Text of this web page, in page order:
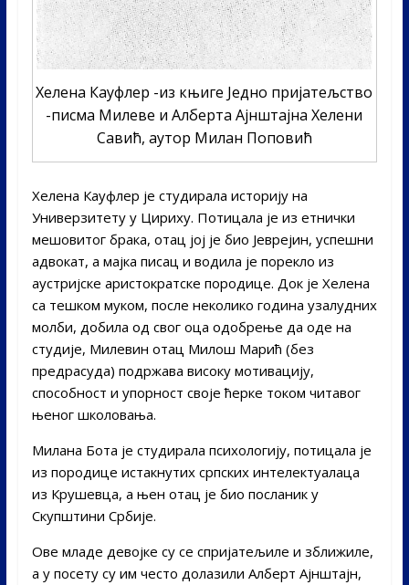
Хелена Кауфлер -из књиге Једно пријатељство
-писма Милеве и Алберта Ајнштајна Хелени
Савић, аутор Милан Поповић
Хелена Кауфлер је студирала историју на
Универзитету у Цириху. Потицала је из етнички
мешовитог брака, отац јој је био Јеврејин, успешни
адвокат, а мајка писац и водила је порекло из
аустријске аристократске породице. Док је Хелена
са тешком муком, после неколико година узалудних
молби, добила од свог оца одобрење да оде на
студије, Милевин отац Милош Марић (без
предрасуда) подржава високу мотивацију,
способност и упорност своје ћерке током читавог
њеног школовања.
Милана Бота је студирала психологију, потицала је
из породице истакнутих српских интелектуалаца
из Крушевца, а њен отац је био посланик у
Скупштини Србије.
Ове младе девојке су се спријатељиле и зближиле,
а у посету су им често долазили Алберт Ајнштајн,